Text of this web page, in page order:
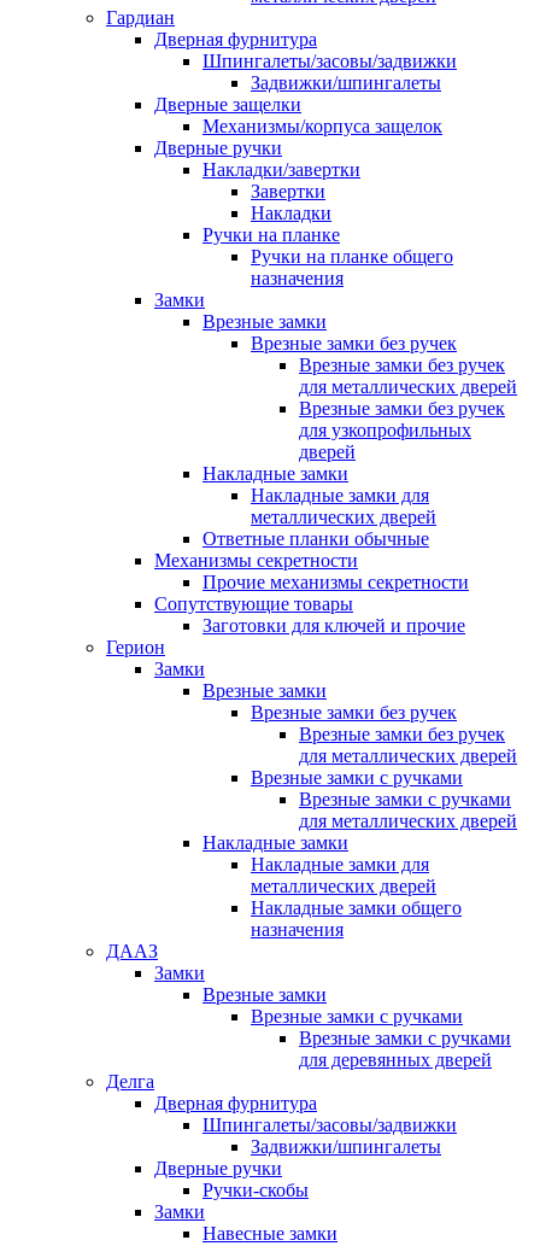
Гардиан
Дверная фурнитура
Шпингалеты/засовы/задвижки
Задвижки/шпингалеты
Дверные защелки
Механизмы/корпуса защелок
Дверные ручки
Накладки/завертки
Завертки
Накладки
Ручки на планке
Ручки на планке общего
назначения
Замки
Врезные замки
Врезные замки без ручек
Врезные замки без ручек
для металлических дверей
Врезные замки без ручек
для узкопрофильных
дверей
Накладные замки
Накладные замки для
металлических дверей
Ответные планки обычные
Механизмы секретности
Прочие механизмы секретности
Сопутствующие товары
Заготовки для ключей и прочие
Герион
Замки
Врезные замки
Врезные замки без ручек
Врезные замки без ручек
для металлических дверей
Врезные замки с ручками
Врезные замки с ручками
для металлических дверей
Накладные замки
Накладные замки для
металлических дверей
Накладные замки общего
назначения
ДААЗ
Замки
Врезные замки
Врезные замки с ручками
Врезные замки с ручками
для деревянных дверей
Делга
Дверная фурнитура
Шпингалеты/засовы/задвижки
Задвижки/шпингалеты
Дверные ручки
Ручки-скобы
Замки
Навесные замки